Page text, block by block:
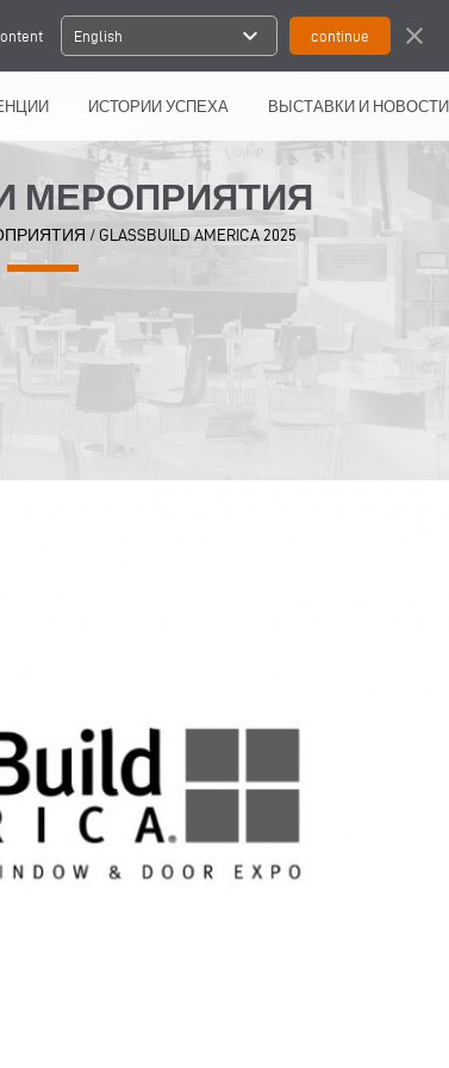
English expand_more close
ИСТОРИИ УСПЕХА ВЫСТАВКИ И НОВОСТИ
МЕРОПРИЯТИЯ
/ GLASSBUILD AMERICA 2025